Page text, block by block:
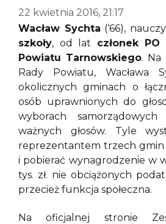
22 kwietnia 2016, 21:17
Wacław Sychta (‘66),
szkoły, od lat członek PO
Powiatu Tarnowskiego. Na
Rady Powiatu, Wacława
okolicznych gminach o
osób uprawnionych do
wyborach
ważnych głosów. Tyle
reprezentantem trzech gmin
i pobierać wynagrodzenie w
tys. zł. nie obciążonych
przecież funkcja społeczna.
Na oficjalnej stronie